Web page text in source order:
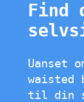
Uanset
til din